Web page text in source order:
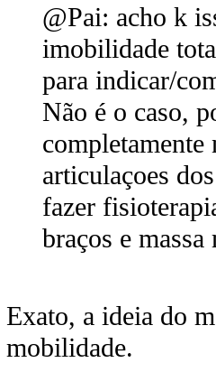
@Pai: acho k
imobilidade
para indicar/
Não é o caso,
articulaçoes
fazer
braços e massa
Exato, a ideia do
mobilidade.